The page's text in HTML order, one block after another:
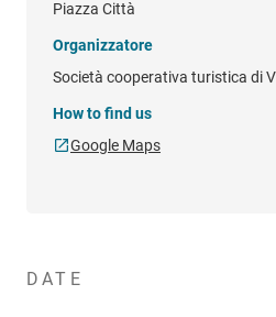
Piazza Città
Organizzatore
Società cooperativa turistica di
How to find us
Google Maps
DATE